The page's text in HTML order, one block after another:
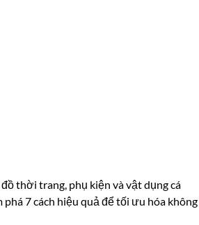
thời trang, phụ kiện và vật dụng cá
7 cách hiệu quả để tối ưu hóa không